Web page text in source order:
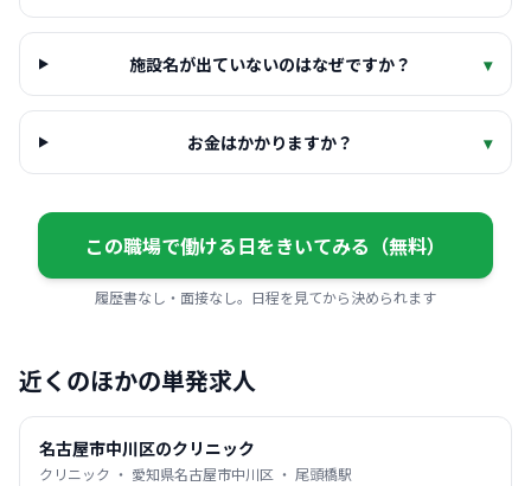
施設名が出ていないのはなぜですか？ ▾
お金はかかりますか？ ▾
この職場で働ける日をきいてみる（無料）
履歴書なし・面接なし。日程を見てから決められます
近くのほかの単発求人
名古屋市中川区のクリニック
クリニック ・ 愛知県名古屋市中川区 ・ 尾頭橋駅